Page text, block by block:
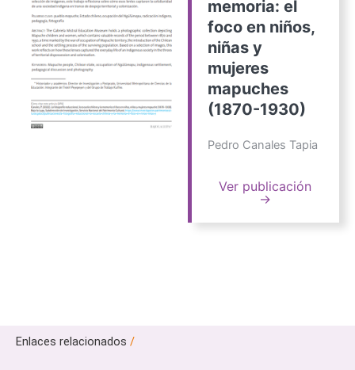
memoria: el
foco en niños,
niñas y
mujeres
mapuches
(1870-1930)
Pedro Canales Tapia
Ver publicación
→
Enlaces relacionados /